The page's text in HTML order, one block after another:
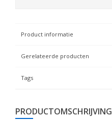
Product informatie
Gerelateerde producten
Tags
PRODUCTOMSCHRIJVING